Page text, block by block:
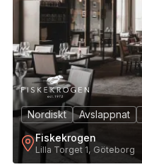
Nordiskt Avslappnat
Fiskekrogen
Lilla Torget 1, Göteborg